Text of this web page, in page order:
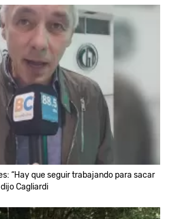
“Hay que seguir trabajando para sacar
Cagliardi